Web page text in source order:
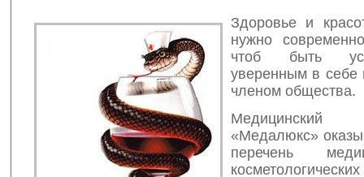
Здоровье и
нужно
чтоб быть
уверенным в себе
членом общества.
«Медалюкс»
перечень